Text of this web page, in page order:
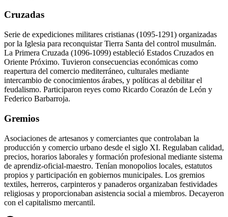
Cruzadas
Serie de expediciones militares cristianas (1095-1291) organizadas
por la Iglesia para reconquistar Tierra Santa del control musulmán.
La Primera Cruzada (1096-1099) estableció Estados Cruzados en
Oriente Próximo. Tuvieron consecuencias económicas como
reapertura del comercio mediterráneo, culturales mediante
intercambio de conocimientos árabes, y políticas al debilitar el
feudalismo. Participaron reyes como Ricardo Corazón de León y
Federico Barbarroja.
Gremios
Asociaciones de artesanos y comerciantes que controlaban la
producción y comercio urbano desde el siglo XI. Regulaban calidad,
precios, horarios laborales y formación profesional mediante sistema
de aprendiz-oficial-maestro. Tenían monopolios locales, estatutos
propios y participación en gobiernos municipales. Los gremios
textiles, herreros, carpinteros y panaderos organizaban festividades
religiosas y proporcionaban asistencia social a miembros. Decayeron
con el capitalismo mercantil.